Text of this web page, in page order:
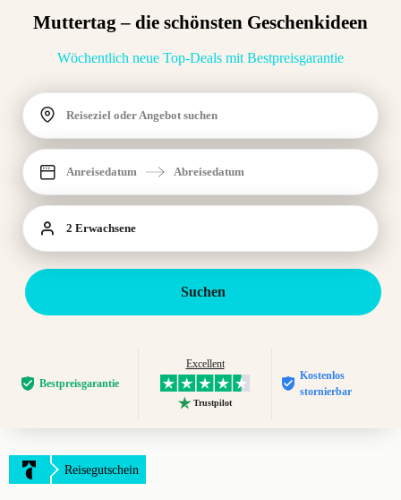
Muttertag – die schönsten Geschenkideen
Wöchentlich neue Top-Deals mit Bestpreisgarantie
Reiseziel oder Angebot suchen
Anreisedatum Abreisedatum
2 Erwachsene
Suchen
Bestpreis­garantie
Excellent
Trustpilot
Kostenlos
stornierbar
Reisegutschein